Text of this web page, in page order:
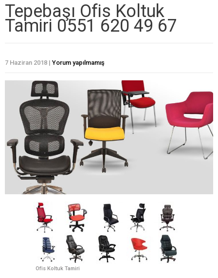
Tepebaşı Ofis Koltuk
Tamiri 0551 620 49 67
7 Haziran 2018 | Yorum yapılmamış
Ofis Koltuk Tamiri